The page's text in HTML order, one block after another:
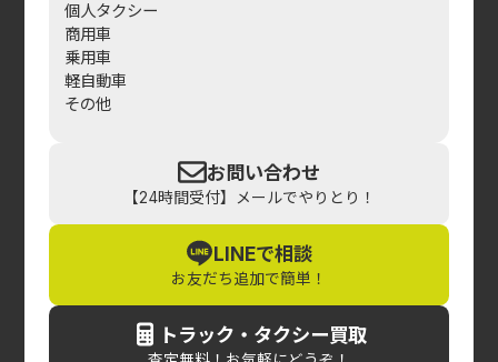
個人タクシー
商用車
乗用車
軽自動車
その他
お問い合わせ
【24時間受付】メールでやりとり！
LINEで相談
お友だち追加で簡単！
トラック・タクシー買取